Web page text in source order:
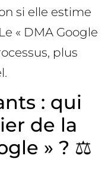
si elle estime
« DMA Google
plus
: qui
de la
» ? ⚖️